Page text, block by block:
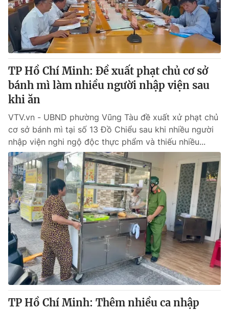
Thị trường 24h Tấm lòng Việt
VTV4 Vươn mình bằng AI
VTV9 VTV8
Liên hệ tòa soạn English
THỜI BÁO VTV
Theo dõi báo trên
Cơ quan chủ quản:Đài Truyền hình Việt Nam
Cơ quan báo chí:Thời báo VTV
Giấy phép hoạt động báo in và báo điện tử số 483/GP-BTTTT
cấp ngày 29/12/2023
Tổng Biên tập:Vũ Thanh Thủy
Phó Tổng Biên tập:Nguyễn Thị Mỹ Hạnh, Phạm Quốc Thắng,
Nguyễn Trọng Ninh
Tổng đài VTV:024.38 355 931 - 024.38 355 932
TP Hồ Chí Minh: Đề xuất phạt chủ cơ sở
bánh mì làm nhiều người nhập viện sau
khi ăn
VTV.vn - UBND phường Vũng Tàu đề xuất xử phạt chủ
cơ sở bánh mì tại số 13 Đồ Chiểu sau khi nhiều người
nhập viện nghi ngộ độc thực phẩm và thiếu nhiều...
TP Hồ Chí Minh: Thêm nhiều ca nhập